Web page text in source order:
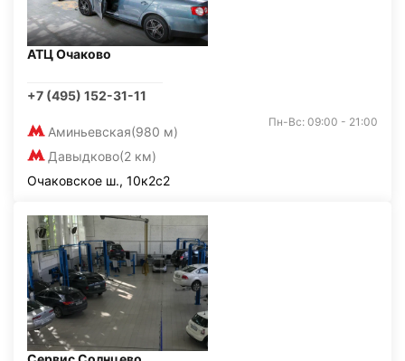
АТЦ Очаково
+7 (495) 152-31-11
Аминьевская(980 м)
Давыдково(2 км)
Пн-Вс: 09:00 - 21:00
Очаковское ш., 10к2с2